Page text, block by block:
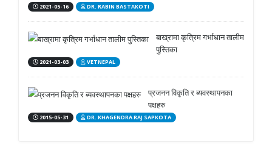
2021-05-16 DR. RABIN BASTAKOTI
बाख्रामा कृत्रिम गर्भाधान तालीम
पुस्तिका
2021-03-03 VETNEPAL
प्रजनन विकृति र ब्यवस्थापनका
पक्षहरु
2015-05-31 DR. KHAGENDRA RAJ SAPKOTA